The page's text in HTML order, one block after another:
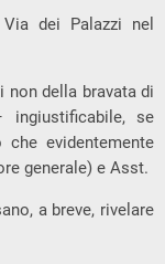
dei Palazzi nel
non della bravata di
ingiustificabile, se
evidentemente
generale) e Asst.
a breve, rivelare